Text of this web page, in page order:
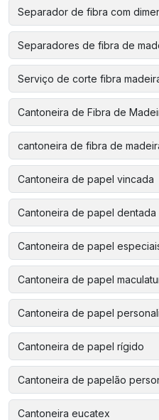
Separador de fibra com
Separadores de fibra de
Serviço de corte fibra
Cantoneira de Fibra de
cantoneira de fibra de
Cantoneira de papel vincada
Cantoneira de papel dentada
Cantoneira de papel
Cantoneira de papel
Cantoneira de papel
Cantoneira de papel rígido
Cantoneira de papelão
Cantoneira eucatex